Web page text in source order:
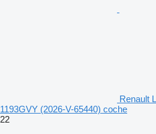
Renault
1193GVY (2026-V-65440) coche
22